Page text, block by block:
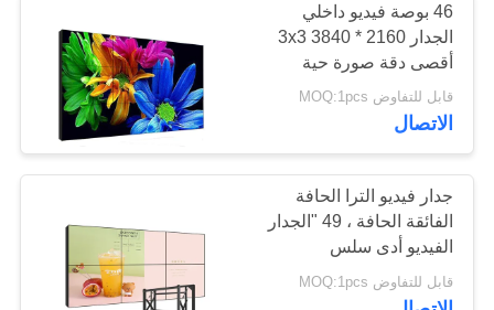
46 بوصة فيديو داخلي
الجدار 3x3 3840 * 2160
أقصى دقة صورة حية
مخطط
قابل للتفاوض MOQ:1pcs
الاتصال
جدار فيديو الترا الحافة
الفائقة الحافة ، 49 "الجدار
الفيديو أدى سلس
قابل للتفاوض MOQ:1pcs